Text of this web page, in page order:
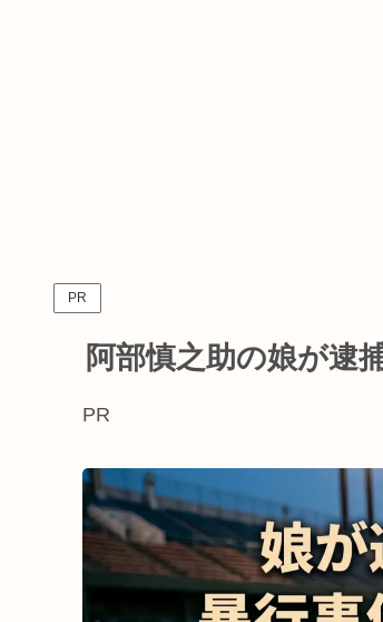
PR
阿部慎之助の娘が逮
PR